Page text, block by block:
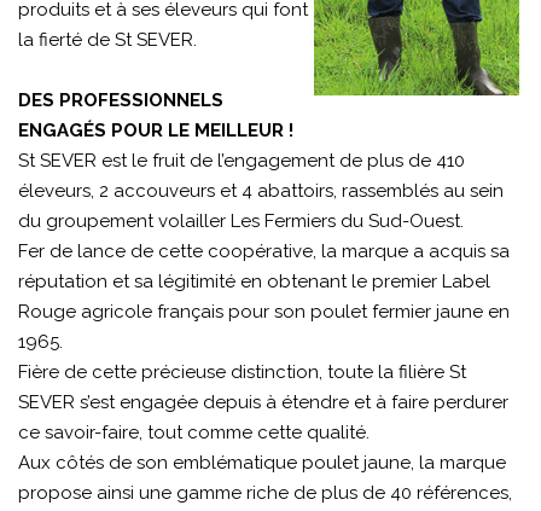
produits et à ses éleveurs qui font
la fierté de St SEVER.
DES PROFESSIONNELS
ENGAGÉS POUR LE MEILLEUR !
St SEVER est le fruit de l’engagement de plus de 410
éleveurs, 2 accouveurs et 4 abattoirs, rassemblés au sein
du groupement volailler Les Fermiers du Sud-Ouest.
Fer de lance de cette coopérative, la marque a acquis sa
réputation et sa légitimité en obtenant le premier Label
Rouge agricole français pour son poulet fermier jaune en
1965.
Fière de cette précieuse distinction, toute la filière St
SEVER s’est engagée depuis à étendre et à faire perdurer
ce savoir-faire, tout comme cette qualité.
Aux côtés de son emblématique poulet jaune, la marque
propose ainsi une gamme riche de plus de 40 références,